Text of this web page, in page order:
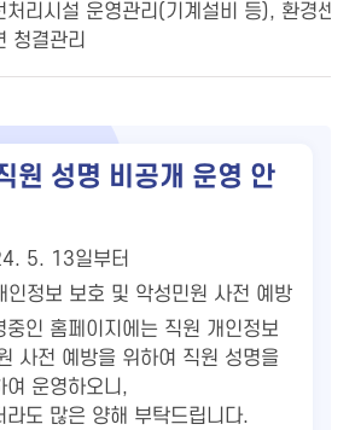
처리시설 운영관리(기계설비 등), 환경센
청결관리
원 성명 비공개 운영 안
5. 13일부터
인정보 보호 및 악성민원 사전 예방
중인 홈페이지에는 직원 개인정보
사전 예방을 위하여 직원 성명을
여 운영하오니,
라도 많은 양해 부탁드립니다.